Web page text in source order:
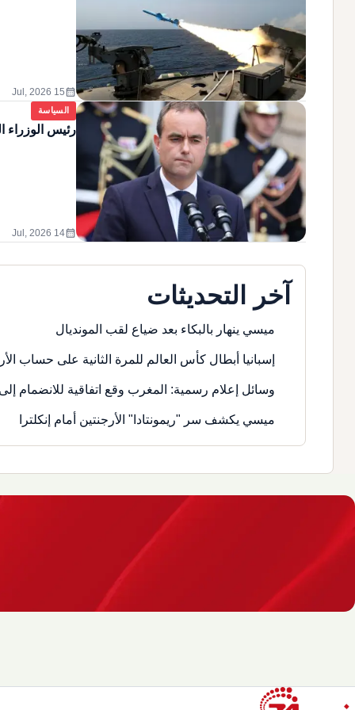
calendar_month
15 Jul, 2026
السياسة
رئيس الوزراء
calendar_month
14 Jul, 2026
آخر التحديثات
ميسي ينهار بالبكاء بعد ضياع لقب المونديال
إسبانيا أبطال كأس العالم للمرة الثانية على حساب
وسائل إعلام رسمية: المغرب وقع اتفاقية للانضمام
ميسي يكشف سر "ريمونتادا" الأرجنتين أمام إنكلترا